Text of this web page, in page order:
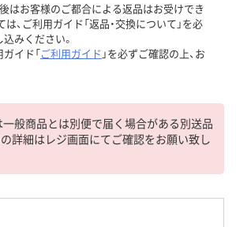
後はお客様のご都合による返品はお受けでき
、ご利用ガイド「返品・交換について」を必
みください。
イド「ご利用ガイド 」を必ずご確認の上、お
般商品とは別便で届く場合がある別送品
詳細はレジ画面にてご確認をお願い致し